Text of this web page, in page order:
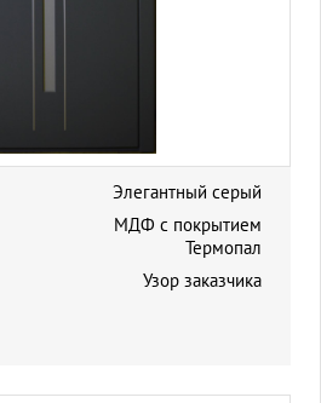
Элегантный серый
МДФ с покрытием
Термопал
Узор заказчика